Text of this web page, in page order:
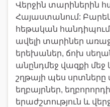
Վերջին տարիներին
Հայաստանում:
հեթական
ավելի տարիներ
երեխաներ, ճոխ
անընդմեջ վազքի մեջ
շղթայի պես սրտները
եղբայրներ,
երաժշտություն և